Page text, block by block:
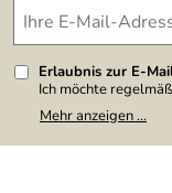
Erlaubnis zur E-
Ich möchte
Meine E-Mail-
weitergegeben. Zu
Mehr anzeigen ...